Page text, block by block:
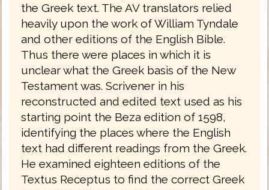
the Greek text. The AV translators relied
heavily upon the work of William Tyndale
and other editions of the English Bible.
Thus there were places in which it is
unclear what the Greek basis of the New
Testament was. Scrivener in his
reconstructed and edited text used as his
starting point the Beza edition of 1598,
identifying the places where the English
text had different readings from the Greek.
He examined eighteen editions of the
Textus Receptus to find the correct Greek